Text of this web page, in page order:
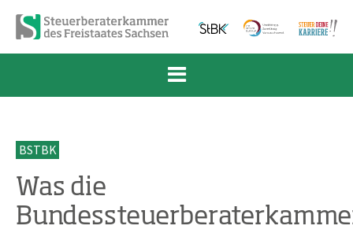
Zum Inhalt springen
Zur Navigation springen
Zum Fußbereich und Kontakt springen
BSTBK
Was die